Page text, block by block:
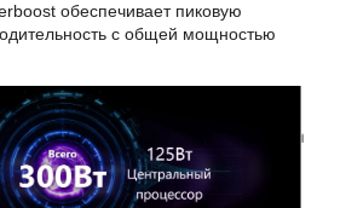
обеспечивает пиковую
с общей мощностью